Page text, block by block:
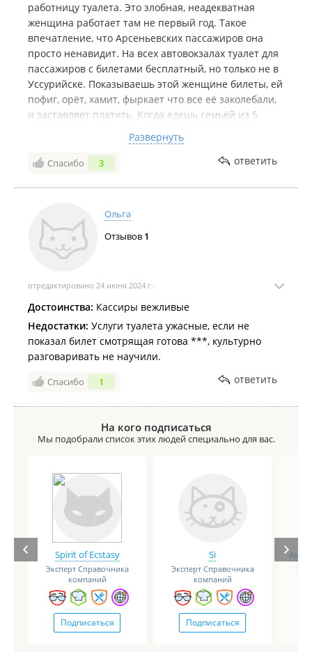
работницу туалета. Это злобная, неадекватная
женщина работает там не первый год. Такое
впечатление, что Арсеньевских пассажиров она
просто ненавидит. На всех автовокзалах туалет для
пассажиров с билетами бесплатный, но только не в
Уссурийске. Показываешь этой женщине билеты, ей
пофиг, орёт, хамит, фыркает что все её заколебали,
и заставляет платить. Когда едешь семьёй из 5
замызганный, всё держится "на соплях".
Пора поменять работника, она очень устала
Развернуть
Спасибо 3 ответить
Ольга
Отзывов 1
отредактировано 24 июня 2024 г.
Достоинства: Кассиры вежливые
Недостатки: Услуги туалета ужасные, если не
показал билет смотрящая готова ***, культурно
разговаривать не научили.
Спасибо 1 ответить
На кого подписаться
Мы подобрали список этих людей специально для вас.
Spirit of Ecstasy
Эксперт Справочника
компаний
Подписаться
Si
Эксперт Справочника
компаний
Подписаться